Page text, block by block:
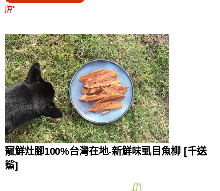
牌"
寵鮮灶腳100%台灣在地-新鮮味虱目魚柳 [千送
鯊]